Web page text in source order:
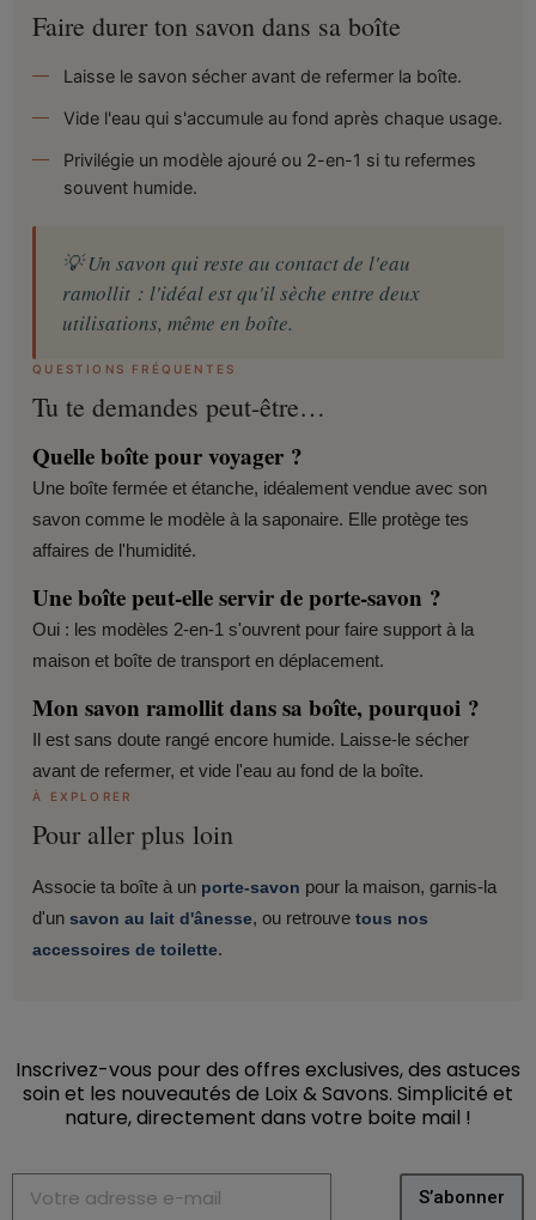
Faire durer ton savon dans sa boîte
Laisse le savon sécher avant de refermer la boîte.
Vide l'eau qui s'accumule au fond après chaque usage.
Privilégie un modèle ajouré ou 2-en-1 si tu refermes
souvent humide.
💡 Un savon qui reste au contact de l'eau
ramollit : l'idéal est qu'il sèche entre deux
utilisations, même en boîte.
QUESTIONS FRÉQUENTES
Tu te demandes peut-être…
Quelle boîte pour voyager ?
Une boîte fermée et étanche, idéalement vendue avec son
savon comme le modèle à la saponaire. Elle protège tes
affaires de l'humidité.
Une boîte peut-elle servir de porte-savon ?
Oui : les modèles 2-en-1 s'ouvrent pour faire support à la
maison et boîte de transport en déplacement.
Mon savon ramollit dans sa boîte, pourquoi ?
Il est sans doute rangé encore humide. Laisse-le sécher
avant de refermer, et vide l'eau au fond de la boîte.
À EXPLORER
Pour aller plus loin
Associe ta boîte à un porte-savon pour la maison, garnis-la
d'unsavon au lait d'ânesse, ou retrouvetous nos
accessoires de toilette.
Inscrivez-vous pour des offres exclusives, des astuces
soin et les nouveautés de Loix & Savons. Simplicité et
nature, directement dans votre boite mail !
S’abonner